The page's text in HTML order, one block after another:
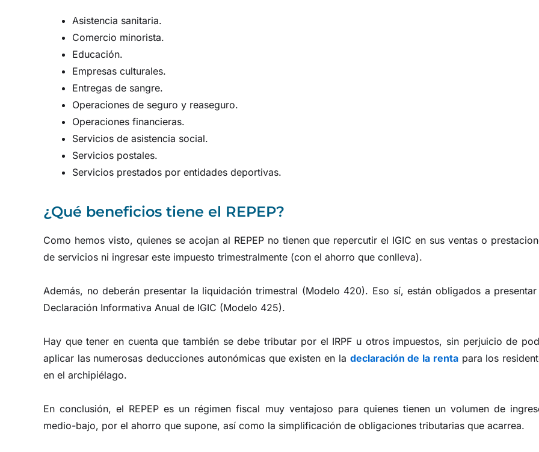
Asistencia sanitaria.
Comercio minorista.
Educación.
Empresas culturales.
Entregas de sangre.
Operaciones de seguro y reaseguro.
Operaciones financieras.
Servicios de asistencia social.
Servicios postales.
Servicios prestados por entidades deportivas.
¿Qué beneficios tiene el REPEP?
Como hemos visto, quienes se acojan al REPEP no tienen que repercutir el IGIC en sus ventas o
de servicios ni ingresar este impuesto trimestralmente (con el ahorro que conlleva).
Además, no deberán presentar la liquidación trimestral (Modelo 420). Eso sí, están obligados a presentar
Declaración Informativa Anual de IGIC (Modelo 425).
Hay que tener en cuenta que también se debe tributar por el IRPF u otros impuestos, sin perjuicio de
aplicar las numerosas deducciones autonómicas que existen en la declaración de la rentapara los
en el archipiélago.
En conclusión, el REPEP es un régimen fiscal muy ventajoso para quienes tienen un volumen de
medio-bajo, por el ahorro que supone, así como la simplificación de obligaciones tributarias que acarrea.